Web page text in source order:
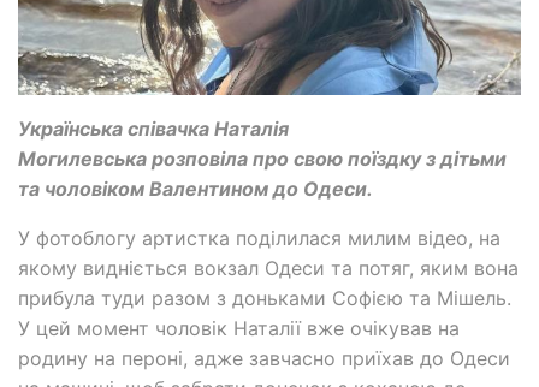
Українська співачка Наталія
Могилевська розповіла про свою поїздку з дітьми
та чоловіком Валентином до Одеси.
У фотоблогу артистка поділилася милим відео, на
якому видніється вокзал Одеси та потяг, яким вона
прибула туди разом з доньками Софією та Мішель.
У цей момент чоловік Наталії вже очікував на
родину на пероні, адже завчасно приїхав до Одеси